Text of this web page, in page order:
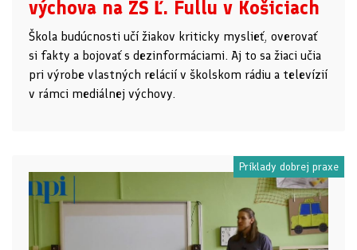
výchova na ZŠ Ľ. Fullu v Košiciach
Škola budúcnosti učí žiakov kriticky myslieť, overovať
si fakty a bojovať s dezinformáciami. Aj to sa žiaci učia
pri výrobe vlastných relácií v školskom rádiu a televízií
v rámci mediálnej výchovy.
Príklady dobrej praxe